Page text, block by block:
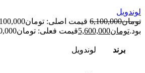
لوندویل
تومان6,100,000
قیمت اصلی:
بود.تومان5,600,000قیمت فعلی: تومان5,600,000.
برند لوندویل